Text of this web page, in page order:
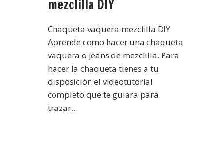
mezclilla DIY
Chaqueta vaquera mezclilla DIY
Aprende como hacer una chaqueta
vaquera o jeans de mezclilla. Para
hacer la chaqueta tienes a tu
disposición el videotutorial
completo que te guiara para
trazar…